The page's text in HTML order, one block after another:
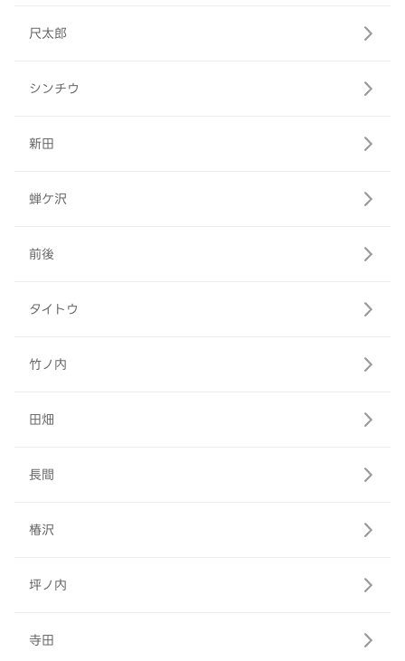
尺太郎
シンチウ
新田
蝉ケ沢
前後
タイトウ
竹ノ内
田畑
長間
椿沢
坪ノ内
寺田